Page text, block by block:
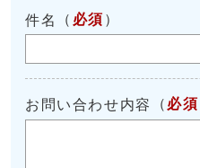
件名 （ 必須 ）
お問い合わせ内容 （ 必須